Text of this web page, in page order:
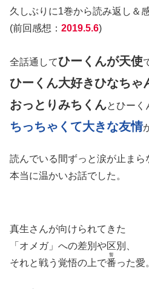
久しぶりに1巻から読み返し＆
(前回感想： 2019.5.6)
全話通してひーくんが天使
ひーくん大好きひなちゃ
おっとりみちくんとひーく
ちっちゃくて大きな友情
読んでいる間ずっと涙が止まら
本当に温かいお話でした。
真生さんが向けられてきた
「オメガ」への差別や区別、
それと戦う覚悟の上で番
誓
った愛